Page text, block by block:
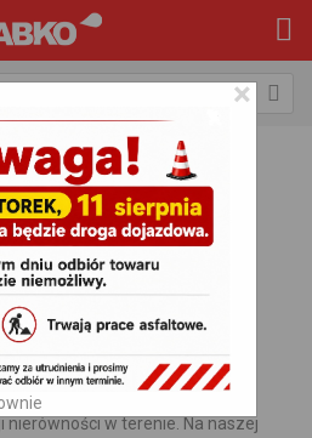
Palisady, obrzeża, krawężniki
ziarnem to elementy
które dzięki swoim
sprawdzą się przy
lub warzywnych, trawników,
schodów oraz skwerków.
w terenie. Na naszej
×